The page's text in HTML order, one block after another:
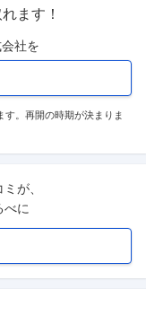
ます！
社を
。再開の時期が決まりま
が、
べに